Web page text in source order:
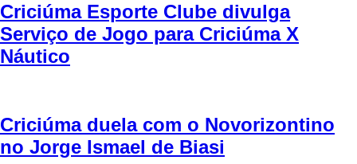
Criciúma Esporte Clube divulga
Serviço de Jogo para Criciúma X
Náutico
Criciúma duela com o Novorizontino
no Jorge Ismael de Biasi